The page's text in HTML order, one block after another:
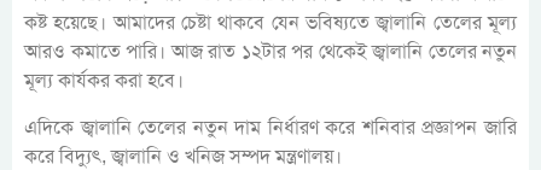
কষ্ট হয়েছে। আমাদের চেষ্টা থাকবে যেন ভবিষ্যতে জ্বালানি তেলের মূল্য
আরও কমাতে পারি। আজ রাত ১২টার পর থেকেই জ্বালানি তেলের নতুন
মূল্য কার্যকর করা হবে।
এদিকে জ্বালানি তেলের নতুন দাম নির্ধারণ করে শনিবার প্রজ্ঞাপন জারি
করে বিদ্যুৎ, জ্বালানি ও খনিজ সম্পদ মন্ত্রণালয়।